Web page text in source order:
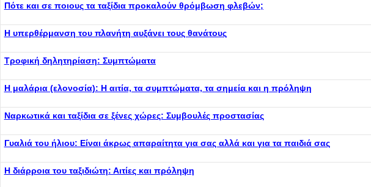
Πότε και σε ποιους τα ταξίδια προκαλούν θρόμβωση φλεβών;
Η υπερθέρμανση του πλανήτη αυξάνει τους θανάτους
Τροφική δηλητηρίαση: Συμπτώματα
Η μαλάρια (ελονοσία): Η αιτία, τα συμπτώματα, τα σημεία και η πρόληψη
Ναρκωτικά και ταξίδια σε ξένες χώρες: Συμβουλές προστασίας
Γυαλιά του ήλιου: Είναι άκρως απαραίτητα για σας αλλά και για τα παιδιά σας
Η διάρροια του ταξιδιώτη: Αιτίες και πρόληψη